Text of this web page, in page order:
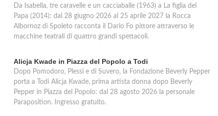
Da Isabella, tre caravelle e un cacciaballe (1963) a La figlia del
Papa (2014): dal 28 giugno 2026 al 25 aprile 2027 la Rocca
Albornoz di Spoleto racconta il Dario Fo pittore attraverso le
macchine teatrali di quattro grandi spettacoli.
Alicja Kwade in Piazza del Popolo a Todi
Dopo Pomodoro, Plessi e di Suvero, la Fondazione Beverly Pepper
porta a Todi Alicja Kwade, prima artista donna dopo Beverly
Pepper in Piazza del Popolo: dal 28 agosto 2026 la personale
Paraposition. Ingresso gratuito.